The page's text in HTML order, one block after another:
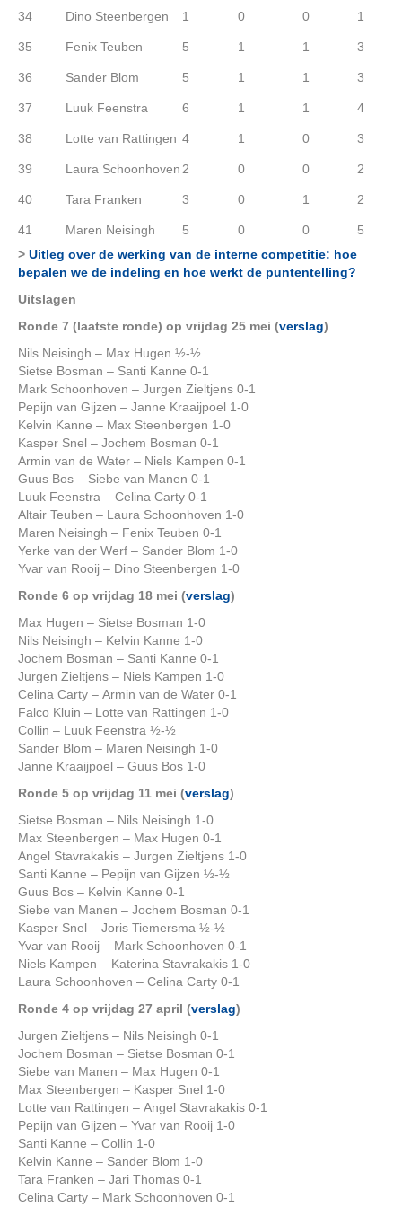
34
Dino Steenbergen 1 0 0 1
35 Fenix Teuben 5 1 1 3
36 Sander Blom 5 1 1 3
37 Luuk Feenstra 6 1 1 4
38 Lotte van Rattingen 4 1 0 3
39 Laura Schoonhoven 2 0 0 2
40 Tara Franken 3 0 1 2
41 Maren Neisingh 5 0 0
5
> Uitleg over de werking van de interne competitie: hoe
bepalen we de indeling en hoe werkt de puntentelling?
Uitslagen
Ronde 7 (laatste ronde) op vrijdag 25 mei (verslag)
Nils Neisingh – Max Hugen ½-½
Sietse Bosman – Santi Kanne 0-1
Mark Schoonhoven – Jurgen Zieltjens 0-1
Pepijn van Gijzen – Janne Kraaijpoel 1-0
Kelvin Kanne – Max Steenbergen 1-0
Kasper Snel – Jochem Bosman 0-1
Armin van de Water – Niels Kampen 0-1
Guus Bos – Siebe van Manen 0-1
Luuk Feenstra – Celina Carty 0-1
Altair Teuben – Laura Schoonhoven 1-0
Maren Neisingh – Fenix Teuben 0-1
Yerke van der Werf – Sander Blom 1-0
Yvar van Rooij – Dino Steenbergen 1-0
Ronde 6 op vrijdag 18 mei (verslag)
Max Hugen – Sietse Bosman 1-0
Nils Neisingh – Kelvin Kanne 1-0
Jochem Bosman – Santi Kanne 0-1
Jurgen Zieltjens – Niels Kampen 1-0
Celina Carty – Armin van de Water 0-1
Falco Kluin – Lotte van Rattingen 1-0
Collin – Luuk Feenstra ½-½
Sander Blom – Maren Neisingh 1-0
Janne Kraaijpoel – Guus Bos 1-0
Ronde 5 op vrijdag 11 mei (verslag)
Sietse Bosman – Nils Neisingh 1-0
Max Steenbergen – Max Hugen 0-1
Angel Stavrakakis – Jurgen Zieltjens 1-0
Santi Kanne – Pepijn van Gijzen ½-½
Guus Bos – Kelvin Kanne 0-1
Siebe van Manen – Jochem Bosman 0-1
Kasper Snel – Joris Tiemersma ½-½
Yvar van Rooij – Mark Schoonhoven 0-1
Niels Kampen – Katerina Stavrakakis 1-0
Laura Schoonhoven – Celina Carty 0-1
Ronde 4 op vrijdag 27 april (verslag)
Jurgen Zieltjens – Nils Neisingh 0-1
Jochem Bosman – Sietse Bosman 0-1
Siebe van Manen – Max Hugen 0-1
Max Steenbergen – Kasper Snel 1-0
Lotte van Rattingen – Angel Stavrakakis 0-1
Pepijn van Gijzen – Yvar van Rooij 1-0
Santi Kanne – Collin 1-0
Kelvin Kanne – Sander Blom 1-0
Tara Franken – Jari Thomas 0-1
Celina Carty – Mark Schoonhoven 0-1